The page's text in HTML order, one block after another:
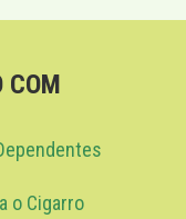
COM
o Cigarro